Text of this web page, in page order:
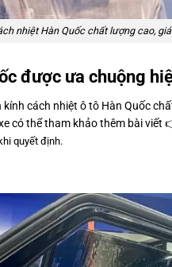
nhiệt Hàn Quốc chất lượng cao,
được ưa chuộng
cách nhiệt ô tô Hàn Quốc
có thể tham khảo thêm bài viết
quyết định.